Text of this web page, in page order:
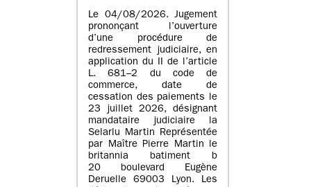
Le 04/08/2026. Jugement
prononçant l’ouverture
d’une procédure de
redressement judiciaire, en
application du II de l’article
L. 681–2 du code de
commerce, date de
cessation des paiements le
23 juillet 2026, désignant
mandataire judiciaire la
Selarlu Martin Représentée
par Maître Pierre Martin le
britannia batiment b
20 boulevard Eugène
Deruelle 69003 Lyon. Les